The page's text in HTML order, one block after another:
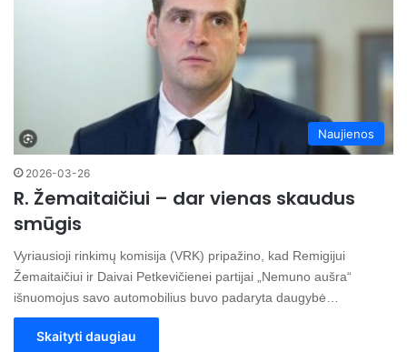
Naujienos
2026-03-26
R. Žemaitaičiui – dar vienas skaudus
smūgis
Vyriausioji rinkimų komisija (VRK) pripažino, kad Remigijui
Žemaitaičiui ir Daivai Petkevičienei partijai „Nemuno aušra“
išnuomojus savo automobilius buvo padaryta daugybė…
Skaityti daugiau